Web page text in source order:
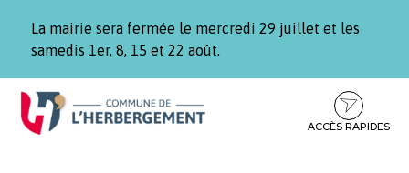
La mairie sera fermée le mercredi 29 juillet et les
samedis 1er, 8, 15 et 22 août.
Aller
Aller
contenu
Aller
pied
ACCÈS RAPIDES